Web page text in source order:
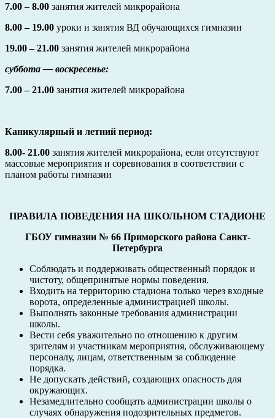
7.00 – 8.00 занятия жителей микрорайона
8.00 – 19.00 уроки и занятия ВД обучающихся гимназии
19.00 – 21.00 занятия жителей микрорайона
суббота — воскресенье:
7.00 – 21.00 занятия жителей микрорайона
Каникулярный и летний период:
8.00- 21.00 занятия жителей микрорайона, если отсутствуют
массовые мероприятия и соревнования в соответствии с
планом работы гимназии
ПРАВИЛА ПОВЕДЕНИЯ НА ШКОЛЬНОМ СТАДИОНЕ
ГБОУ гимназии № 66 Приморского района Санкт-
Петербурга
Соблюдать и поддерживать общественный порядок и
чистоту, общепринятые нормы поведения.
Входить на территорию стадиона только через входные
ворота, определенные администрацией школы.
Выполнять законные требования администрации
школы.
Вести себя уважительно по отношению к другим
зрителям и участникам мероприятия, обслуживающему
персоналу, лицам, ответственным за соблюдение
порядка.
Не допускать действий, создающих опасность для
окружающих.
Незамедлительно сообщать администрации школы о
случаях обнаружения подозрительных предметов.